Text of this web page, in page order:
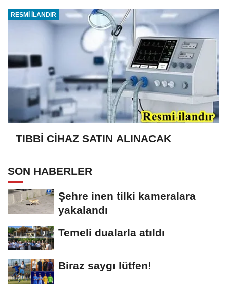
RESMİ İLANDIR
TIBBİ CİHAZ SATIN ALINACAK
SON HABERLER
Şehre inen tilki kameralara
yakalandı
Temeli dualarla atıldı
Biraz saygı lütfen!